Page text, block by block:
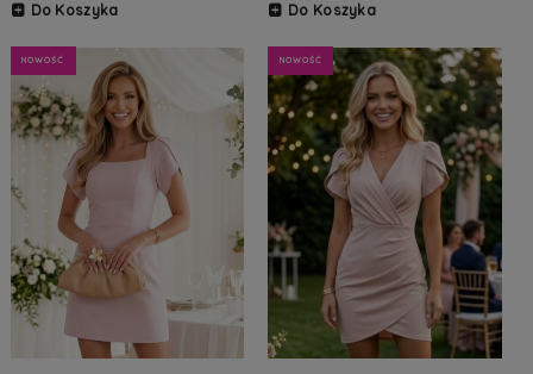
Do Koszyka Do Koszyka
NOWOŚĆ NOWOŚĆ